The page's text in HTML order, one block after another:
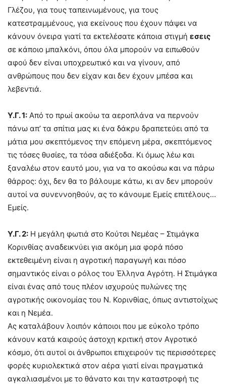
Γλέζου, για τους ταπεινωμένους, για τους
κατεστραμμένους, για εκείνους που έχουν πάψει να
κάνουν όνειρα γιατί τα εκτελέσατε κάποια στιγμή εσεις
σε κάποιο μπαλκόνι, όπου όλα μπορούν να ειπωθούν
αφού δεν είναι υποχρεωτικό και να γίνουν, από
ανθρώπους που δεν είχαν και δεν έχουν μπέσα και
λεβεντιά.
Υ.Γ. 1: Από το πρωί ακούω τα αεροπλάνα να περνούν
πάνω απ’ τα σπίτια μας κι ένα δάκρυ δραπετεύει από τα
μάτια μου σκεπτόμενος την επόμενη μέρα, σκεπτόμενος
τις τόσες θυσίες, τα τόσα αδιέξοδα. Κι όμως λέω και
ξαναλέω στον εαυτό μου, για να το ακούσω και να πάρω
θάρρος: όχι, δεν θα το βάλουμε κάτω, κι αν δεν μπορούν
αυτοί να συνεννοηθούν, ας το κάνουμε Εμείς επιτέλους…
Εμείς.
Υ.Γ. 2: Η μεγάλη φωτιά στο Κούτσι Νεμέας – Στιμάγκα
Κορινθίας αναδεικνύει για ακόμη μια φορά πόσο
εκτεθειμένη είναι η αγροτική παραγωγή και πόσο
σημαντικός είναι ο ρόλος του Έλληνα Αγρότη. Η Στιμάγκα
είναι ένας από τους πλέον ισχυρούς πυλώνες της
αγροτικής οικονομίας του Ν. Κορινθίας, όπως αντιστοίχως
και η Νεμέα.
Ας καταλάβουν λοιπόν κάποιοι που με εύκολο τρόπο
κάνουν κατά καιρούς άστοχη κριτική στον Αγροτικό
κόσμο, ότι αυτοί οι άνθρωποι επιχειρούν τις περισσότερες
φορές κυριολεκτικά στον αέρα γιατί είναι πραγματικά
αγκαλιασμένοι με το θάνατο και την καταστροφή τις